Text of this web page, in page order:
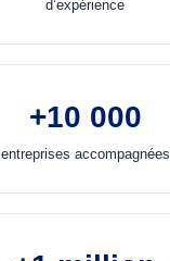
d’expérience
+10 000
entreprises accompagnées